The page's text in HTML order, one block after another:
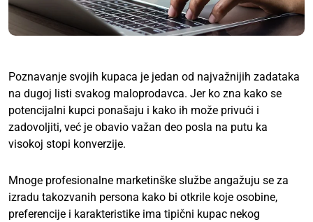
Poznavanje svojih kupaca je jedan od najvažnijih zadataka
na dugoj listi svakog maloprodavca. Jer ko zna kako se
potencijalni kupci ponašaju i kako ih može privući i
zadovoljiti, već je obavio važan deo posla na putu ka
visokoj stopi konverzije.
Mnoge profesionalne marketinške službe angažuju se za
izradu takozvanih persona kako bi otkrile koje osobine,
preferencije i karakteristike ima tipični kupac nekog